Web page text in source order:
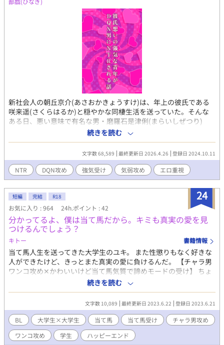
新社会人の朝丘京介(あさおかきょうすけ)は、年上の彼氏である
咲来遥(さくらはるか)と穏やかな同棲生活を送っていた。そんな
ある日、悪い意味で有名な男・磨羅石是津俐(まらいしぜつり)
に、遥は難癖をつけられて暴力を振るわれてしまう。 その数日
後、京介は見知らぬ女性が磨羅石に無理やりホテルに連れ込まれ
そうになっているのを目撃する。正義感の強い京介は女性を助け
るが、今度は彼自身が磨羅石に狙われてしまい……。 【全4章】
※俺様系DQNチャラ男×彼氏がいる強気な青年のCP中心です。 ※
気弱な彼氏(攻め)との絡みやモブ攻めもあります。 ※かなり下品
な内容になっているのでご注意ください。 ※pixivにも公開してい
ます。 ※補足：去年(2025年)の8月のカレンダーを参考に、京介
の会社のお盆休みを設定しています。京介の会社は超ホワイト企
業(この辺もフィクション)だと思っていただけると幸いです(デー
ト編のラストと、旅行・決着編の話です)。 【登場人物の簡易プロ
フ】 ・朝丘京介(あさおかきょうすけ) 強気で男前な受け。 新社会
人(23歳)の青年。 179cmの細マッチョ。茶髪。 二歳年上の彼氏
(遥)がいる。 遥の事が大好きで、彼を守るためなら何だってす
る。 ・磨羅石是津俐(まらいしぜつり) チャラめの俺様系DQN攻
め。言葉遣いが下品。 バイ。21歳(見た目は20代後半くらい)。 ほ
ぼ無職のフリーター(複数のセフレのヒモ)。 193cmのゴリマッチ
ョ。銀髪。 耳と舌にピアスをつけ、アソコは真珠入り。 女性のス
トライクゾーンは広く、男性は気が強い相手程、燃える。 ・咲来
遥(さくらはるか) 京介の年上彼氏。 優しくて気弱な攻め。 25歳の
会社員。 169.5cmの細身。黒髪。 【注意事項とお願い】 ※この
小説はフィクションです。実在の人物や団体などとは一切、関係
ありません。 ※筆者は作中の行為を推奨しておりません。 ※好き
続きを読む
文字数 68,589 最終更新日 2026.4.26 登録日 2024.10.11
NTR DQN攻め 強気受け 気弱攻め エロ重視
24
短編 完結 R18
お気に入り : 964 24h.ポイント : 42
分かってるよ、僕は当て馬だから。キミも真実の愛を見
つけるんでしょう？
キトー 書籍情報
当て馬人生を送ってきた大学生のユキ。 また性懲りもなく好きな
人ができたけど、きっとまた真実の愛に負けるんだ。 【チャラ男
ワンコ攻め✕かわいいけど当て馬気質で諦めモードの受け】 ちょ
っとBL漫画の世界のような大学生同士の話です。 ※予告なく性的
な表現がふくまれることがあります。 誤字脱字を発見されまし
たら教えてもらえると助かります。 感想もらえたりお気に入り
登録してもらえるととても嬉しいです(⁠^⁠^⁠)
続きを読む
文字数 10,089 最終更新日 2023.6.22 登録日 2023.6.21
BL 大学生×大学生 当て馬 当て馬受け
チャラ男攻め
ワンコ攻め
学生 ハッピーエンド